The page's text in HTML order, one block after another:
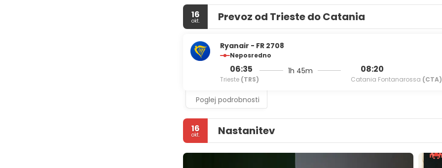
16
okt. Prevoz od Trieste do Catania
Ryanair - FR 2708
Neposredno
06:35
Trieste (TRS)
1h 45m 08:20
Catania Fontanarossa (CTA)
Poglej podrobnosti
16
okt. Nastanitev